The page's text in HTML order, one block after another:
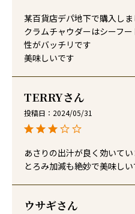
某百貨店デパ地下で購入しま
クラムチャウダーはシーフ
性がバッチリです
美味しいです
TERRY
投稿日 2024/05/31
あさりの出汁が良く効いてい
とろみ加減も絶妙で美味しい
ウサギ